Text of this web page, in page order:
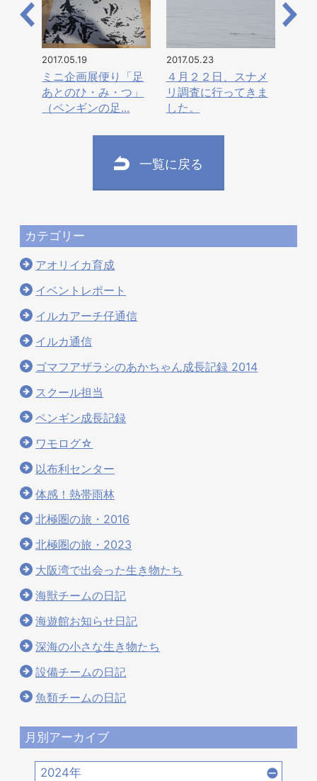
2017.05.19
ミニ企画展便り「足
あとのひ・み・つ」
（ペンギンの足...
2017.05.23
４月２２日、スナメ
リ調査に行ってきま
した。
一覧に戻る
カテゴリー
アオリイカ育成
イベントレポート
イルカアーチ仔通信
イルカ通信
ゴマフアザラシのあかちゃん成長記録 2014
スクール担当
ペンギン成長記録
ワモログ☆
以布利センター
体感！熱帯雨林
北極圏の旅・2016
北極圏の旅・2023
大阪湾で出会った生き物たち
海獣チームの日記
海遊館お知らせ日記
深海の小さな生き物たち
設備チームの日記
魚類チームの日記
月別アーカイブ
2024年